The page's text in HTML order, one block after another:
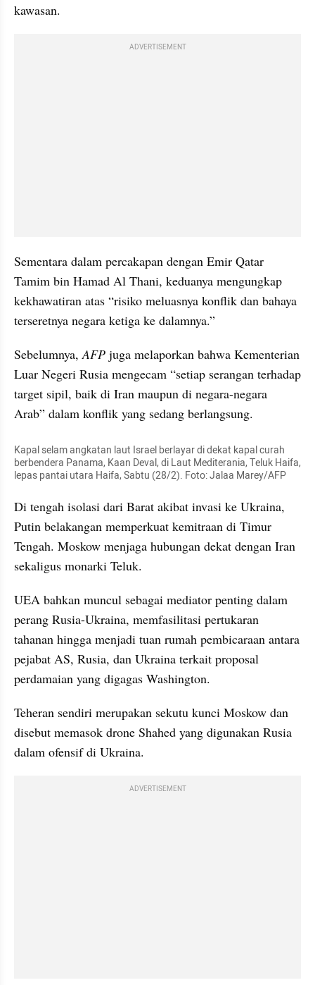
kawasan.
ADVERTISEMENT
Sementara dalam percakapan dengan Emir Qatar
Tamim bin Hamad Al Thani, keduanya mengungkap
kekhawatiran atas “risiko meluasnya konflik dan bahaya
terseretnya negara ketiga ke dalamnya.”
Sebelumnya, AFP juga melaporkan bahwa Kementerian
Luar Negeri Rusia mengecam “setiap serangan terhadap
target sipil, baik di Iran maupun di negara-negara
Arab” dalam konflik yang sedang berlangsung.
Kapal selam angkatan laut Israel berlayar di dekat kapal curah
berbendera Panama, Kaan Deval, di Laut Mediterania, Teluk Haifa,
lepas pantai utara Haifa, Sabtu (28/2). Foto: Jalaa Marey/AFP
Di tengah isolasi dari Barat akibat invasi ke Ukraina,
Putin belakangan memperkuat kemitraan di Timur
Tengah. Moskow menjaga hubungan dekat dengan Iran
sekaligus monarki Teluk.
UEA bahkan muncul sebagai mediator penting dalam
perang Rusia-Ukraina, memfasilitasi pertukaran
tahanan hingga menjadi tuan rumah pembicaraan antara
pejabat AS, Rusia, dan Ukraina terkait proposal
perdamaian yang digagas Washington.
Teheran sendiri merupakan sekutu kunci Moskow dan
disebut memasok drone Shahed yang digunakan Rusia
dalam ofensif di Ukraina.
ADVERTISEMENT